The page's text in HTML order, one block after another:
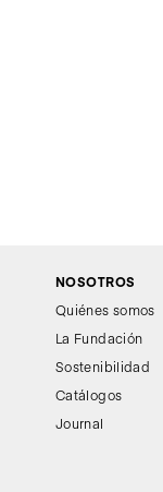
NOSOTROS
Quiénes somos
La Fundación
Sostenibilidad
Catálogos
Journal